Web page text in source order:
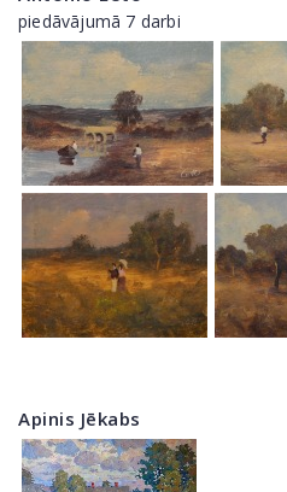
piedāvājumā 7 darbi
Apinis Jēkabs